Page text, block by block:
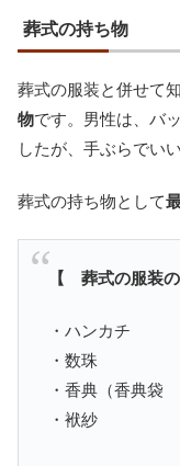
葬式の持ち物
葬式の服装と併せて
物です。男性は、バ
したが、手ぶらでい
葬式の持ち物として
【 葬式の服装
・ハンカチ
・数珠
・香典（香典袋
・袱紗